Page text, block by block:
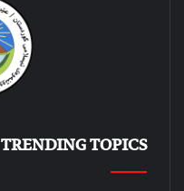
TRENDING TOPICS